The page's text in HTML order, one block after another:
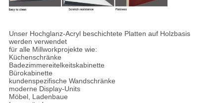
Unser Hochglanz-Acryl beschichtete Platten auf Holzbasis
werden verwendet
für alle Millworkprojekte wie:
Küchenschränke
Badezimmereitelkeitskabinette
Bürokabinette
kundenspezifische Wandschränke
moderne Display-Units
Möbel, Ladenbaue